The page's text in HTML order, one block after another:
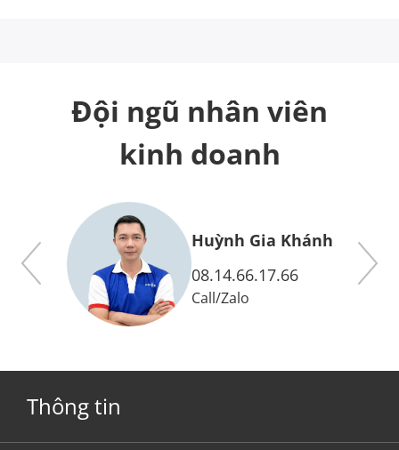
Đội ngũ nhân viên
kinh doanh
Huỳnh Gia Khánh
08.14.66.17.66
Call/Zalo
Thông tin